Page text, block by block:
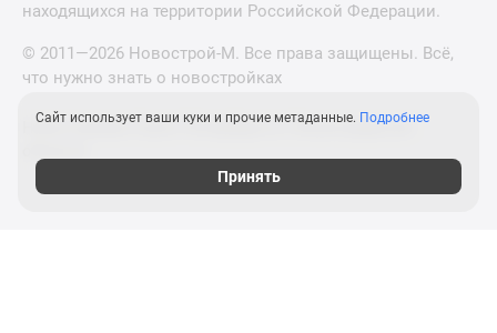
находящихся на территории Российской Федерации.
© 2011—2026 Новострой-М. Все права защищены. Всё,
что нужно знать о новостройках
Новостройки Санкт-Петербурга и Ленинградской
Сайт использует ваши куки и прочие метаданные. Подробнее
Принять